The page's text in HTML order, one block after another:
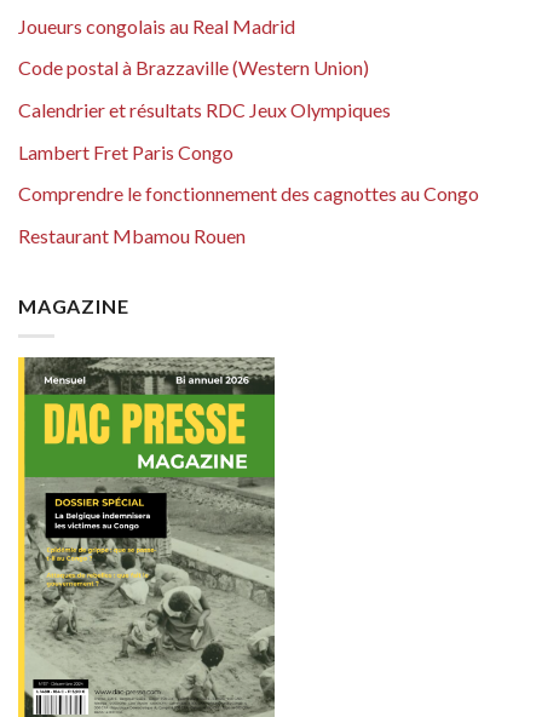
Joueurs congolais au Real Madrid
Code postal à Brazzaville (Western Union)
Calendrier et résultats RDC Jeux Olympiques
Lambert Fret Paris Congo
Comprendre le fonctionnement des cagnottes au Congo
Restaurant Mbamou Rouen
MAGAZINE